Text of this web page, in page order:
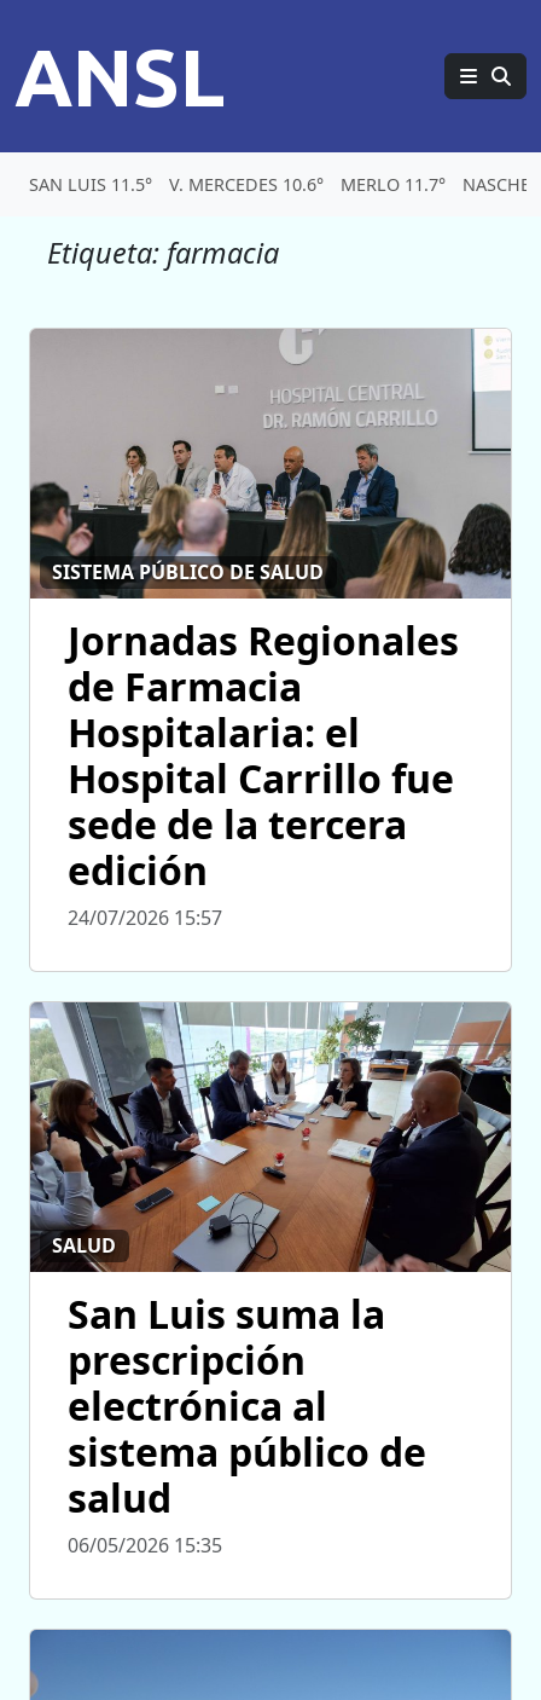
ANSL
SAN LUIS 11.5° V. MERCEDES 10.6° MERLO 11.7°
Etiqueta: farmacia
SISTEMA PÚBLICO DE SALUD
Jornadas Regionales
de Farmacia
Hospitalaria: el
Hospital Carrillo fue
sede de la tercera
edición
24/07/2026 15:57
SALUD
San Luis suma la
prescripción
electrónica al
sistema público de
salud
06/05/2026 15:35